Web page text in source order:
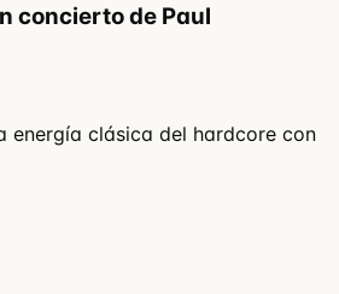
concierto de Paul